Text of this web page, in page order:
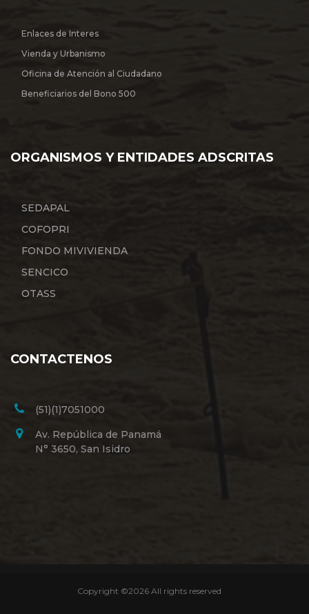
Enlaces de Interes
Vienda y Urbanismo
Oficina de Atención al Ciudadano
Beneficiarios del Bono 500
ORGANISMOS Y ENTIDADES ADSCRITAS
SEDAPAL
COFOPRI
FONDO MIVIVIENDA
SENCICO
OTASS
CONTACTENOS
(51)(1)7051000
Av. República de Panamá
N° 3650, San Isidro
Copyright ©2026 All rights reserved